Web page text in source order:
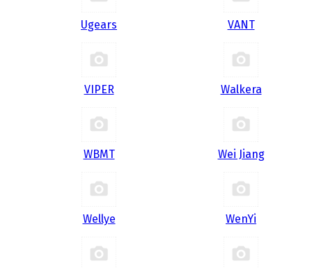
Ugears VANT
VIPER Walkera
WBMT Wei Jiang
Wellye WenYi